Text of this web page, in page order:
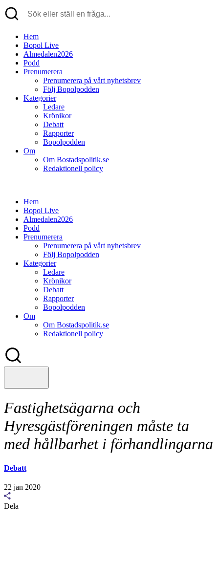
Hem
Bopol Live
Almedalen2026
Podd
Prenumerera
Prenumerera på vårt nyhetsbrev
Följ Bopolpodden
Kategorier
Ledare
Krönikor
Debatt
Rapporter
Bopolpodden
Om
Om Bostadspolitik.se
Redaktionell policy
Hem
Bopol Live
Almedalen2026
Podd
Prenumerera
Prenumerera på vårt nyhetsbrev
Följ Bopolpodden
Kategorier
Ledare
Krönikor
Debatt
Rapporter
Bopolpodden
Om
Om Bostadspolitik.se
Redaktionell policy
Fastighetsägarna och
Hyresgästföreningen måste ta
med hållbarhet i förhandlingarna
Debatt
22 jan 2020
Dela